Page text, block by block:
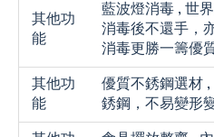
其他功
能
藍波燈消毒 , 世
消毒後不還手，
消毒更勝一籌優
其他功
能
優質不銹鋼選材
銹鋼，不易變形